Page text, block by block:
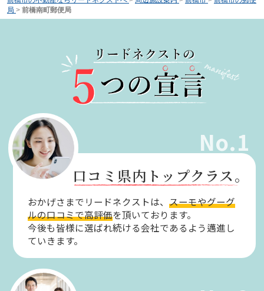
局 > 前橋南町郵便局
No.1
口コミ県内トップクラス。
おかげさまでリードネクストは、スーモやグーグ
ルの口コミで高評価を頂いております。
今後も皆様に選ばれ続ける会社であるよう邁進し
ていきます。